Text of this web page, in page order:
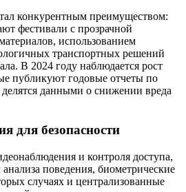
конкурентным преимуществом:
фестивали с прозрачной
использованием
транспортных решений
В 2024 году наблюдается рост
публикуют годовые отчеты по
данными о снижении вреда
для безопасности
и контроля доступа,
поведения, биометрические
случаях и централизованные